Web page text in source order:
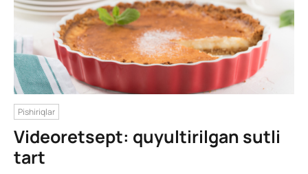
Pishiriqlar
Videoretsept: quyultirilgan sutli
tart